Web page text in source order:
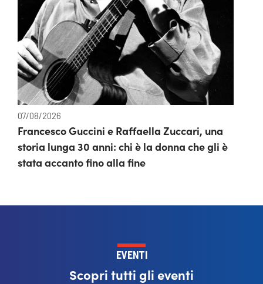
07/08/2026
Francesco Guccini e Raffaella Zuccari, una
storia lunga 30 anni: chi è la donna che gli è
stata accanto fino alla fine
EVENTI
Scopri tutti gli eventi